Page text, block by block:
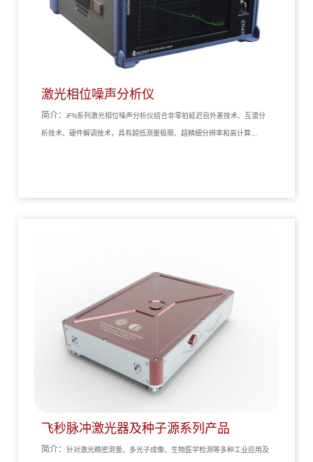
激光相位噪声分析仪
简介：iFN系列激光相位噪声分析仪结合非零拍延迟自外差技术、互谱分
析技术、硬件解调技术，具有超低测量极限、超精细分辨率和高计算...
飞秒脉冲激光器及种子源系列产品
简介：针对激光精密测量、多光子成像、生物医学检测等多种工业应用及